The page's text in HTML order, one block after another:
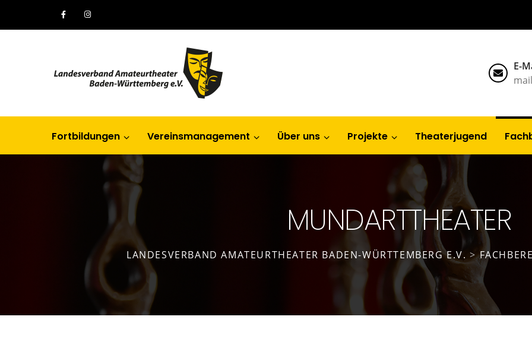
E-
Fortbildungen Vereinsmanagement Über uns Projekte Theaterjugend
MUNDARTTHEATER
LANDESVERBAND AMATEURTHEATER BADEN-WÜRTTEMBERG E.V. >